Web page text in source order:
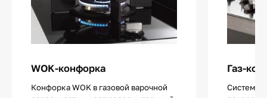
WOK-конфорка
Конфорка WOK в газовой варочной
Газ-
Система